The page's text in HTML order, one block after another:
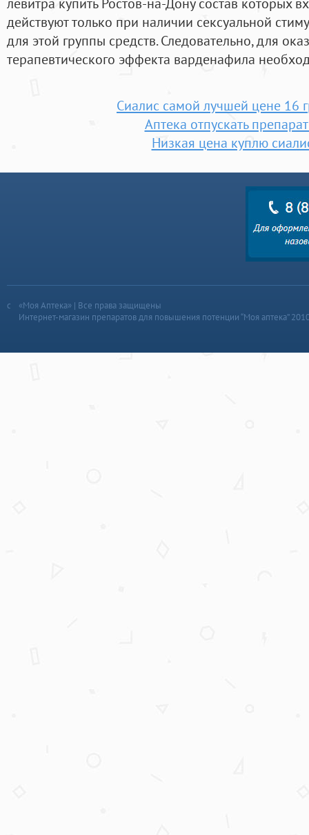
действуют только при наличии сексуальной
для этой группы средств. Следовательно, для
терапевтического эффекта варденафила
Сиалис самой лучшей цене 16
Аптека отпускать
Низкая цена куплю
«Моя Аптека» | Все права защищены
Интернет-магазин препаратов для повышения потенции “Моя аптека”